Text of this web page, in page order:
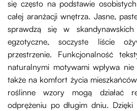
się często na podstawie
całej aranżacji wnętrza. Jasne,
sprawdzą się w
egzotyczne, soczyste liście
przestrzenie. Funkcjonalność
naturalnymi motywami wpływa
także na komfort życia
roślinne wzory mogą działać
odprężeniu po długim dniu.